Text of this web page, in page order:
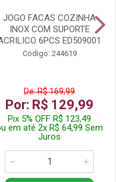
JOGO FACAS COZINHA
INOX COM SUPORTE
6PCS ED509001
Código: 244619
De: R$ 169,99
Por: R$ 129,99
Pix 5% OFF R$ 123,49
em até 2x R$ 64,99 Sem
Juros